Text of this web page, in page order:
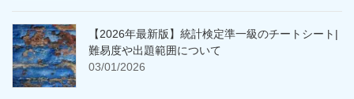
【2026年最新版】統計検定準一級のチートシート|
難易度や出題範囲について
03/01/2026